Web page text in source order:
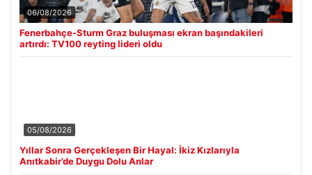
06/08/2026
Fenerbahçe-Sturm Graz buluşması ekran başındakileri
artırdı: TV100 reyting lideri oldu
05/08/2026
Yıllar Sonra Gerçekleşen Bir Hayal: İkiz Kızlarıyla
Anıtkabir’de Duygu Dolu Anlar